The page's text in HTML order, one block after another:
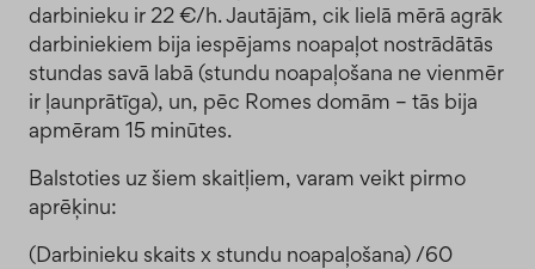
darbinieku ir 22 €/h. Jautājām, cik lielā mērā agrāk
darbiniekiem bija iespējams noapaļot nostrādātās
stundas savā labā (stundu noapaļošana ne vienmēr
ir ļaunprātīga), un, pēc Romes domām – tās bija
apmēram 15 minūtes.
Balstoties uz šiem skaitļiem, varam veikt pirmo
aprēķinu:
(Darbinieku skaits x stundu noapaļošana) /60